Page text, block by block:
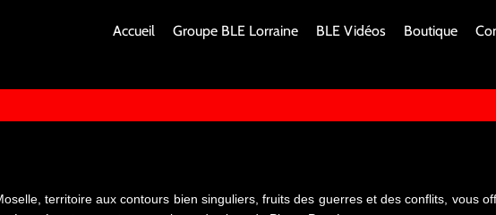
Accueil Groupe BLE Lorraine BLE Vidéos Boutique
territoire aux contours bien singuliers, fruits des guerres et des conflits, vous